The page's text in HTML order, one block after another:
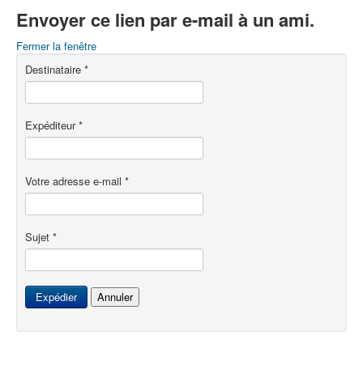
Envoyer ce lien par e-mail à un ami.
Fermer la fenêtre
Destinataire *
Expéditeur*
Votre adresse e-mail *
Sujet *
Expédier Annuler